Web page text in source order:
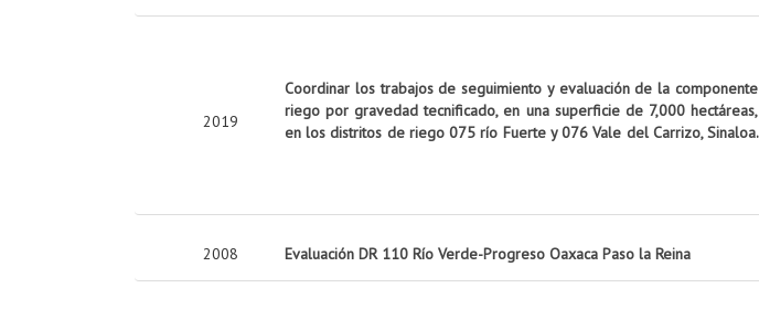
2019
Coordinar los trabajos de seguimiento y evaluación de la componente
riego por gravedad tecnificado, en una superficie de 7,000 hectáreas,
en los distritos de riego 075 río Fuerte y 076 Vale del Carrizo, Sinaloa.
2008 Evaluación DR 110 Río Verde-Progreso Oaxaca Paso la Reina